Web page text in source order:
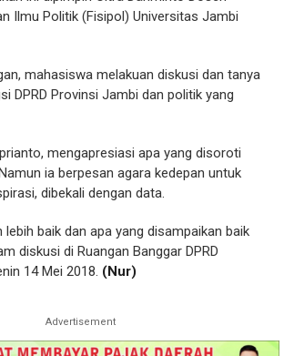
Ilmu Politik (Fisipol) Universitas Jambi
mahasiswa melakuan diskusi dan tanya
DPRD Provinsi Jambi dan politik yang
mengapresiasi apa yang disoroti
ia berpesan agara kedepan untuk
dibekali dengan data.
lebih baik dan apa yang disampaikan baik
diskusi di Ruangan Banggar DPRD
14 Mei 2018. (Nur)
Advertisement